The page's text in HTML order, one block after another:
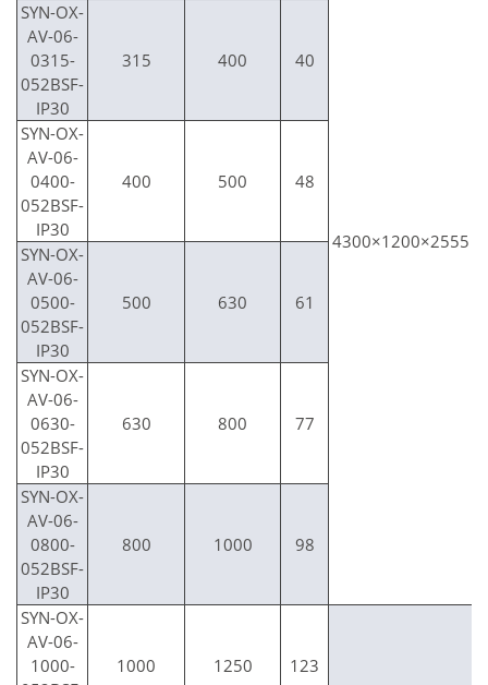
4300×1200×2555
SYN-OX-
AV-06-
0315-
052BSF-
IP30
315 400 40
SYN-OX-
AV-06-
0400-
052BSF-
IP30
400 500 48
SYN-OX-
AV-06-
0500-
052BSF-
IP30
500 630 61
SYN-OX-
AV-06-
0630-
052BSF-
IP30
630 800 77
SYN-OX-
AV-06-
0800-
052BSF-
IP30
800 1000 98
SYN-OX-
AV-06-
1000-
1000 1250 123